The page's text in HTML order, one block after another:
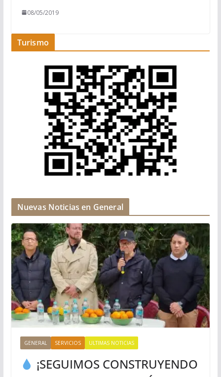
08/05/2019
Turismo
Nuevas Noticias en General
GENERAL SERVICIOS ULTIMAS NOTICIAS
¡SEGUIMOS CONSTRUYENDO